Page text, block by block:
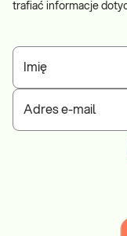
trafiać informacje
Imię
Adres e-mail